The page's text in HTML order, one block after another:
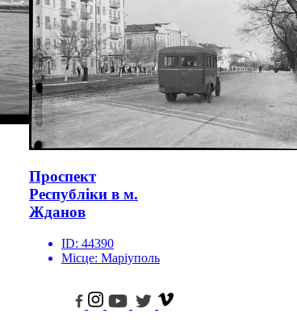
Проспект
Республіки в м.
Жданов
ID: 44390
Місце: Маріуполь